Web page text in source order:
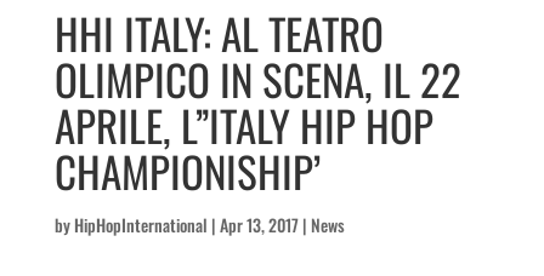
HHI ITALY: AL TEATRO
OLIMPICO IN SCENA, IL 22
APRILE, L”ITALY HIP HOP
CHAMPIONISHIP’
byHipHopInternational |Apr 13, 2017| News